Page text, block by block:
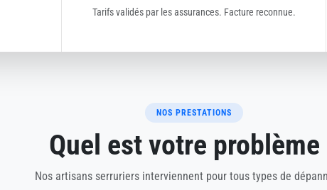
Tarifs validés par les assurances. Facture reconnue.
NOS PRESTATIONS
Quel est votre problème
Nos artisans serruriers interviennent pour tous types de